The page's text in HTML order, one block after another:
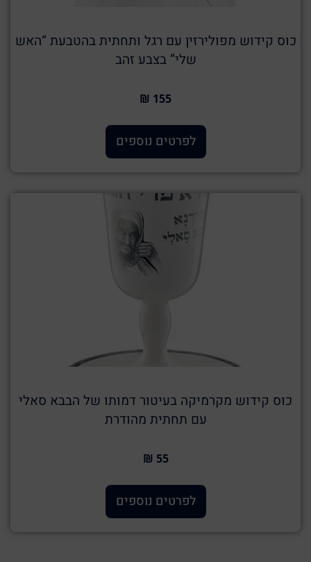
כוס קידוש מפולירזין עם רגל ותחתית בהטבעת “האש
שלי” בצבע זהב
155 ₪
לפרטים נוספים
כוס קידוש מקרמיקה בעיטור דמותו של הבבא סאלי
עם תחתית מהודרת
55 ₪
לפרטים נוספים